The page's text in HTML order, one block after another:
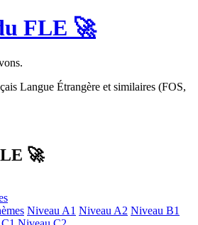
FLE 🚀
Langue Étrangère et similaires (FOS,
🚀
Niveau A1 Niveau A2 Niveau B1